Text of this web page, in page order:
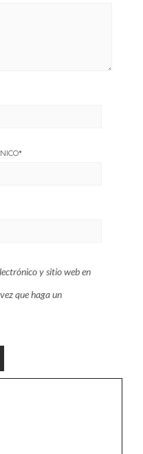
*
y sitio web en
que haga un